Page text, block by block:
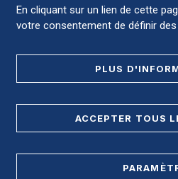
PLAN DE
En cliquant sur un lien de cette
votre consentement de définir
PLUS
ACCEPTER TOUS